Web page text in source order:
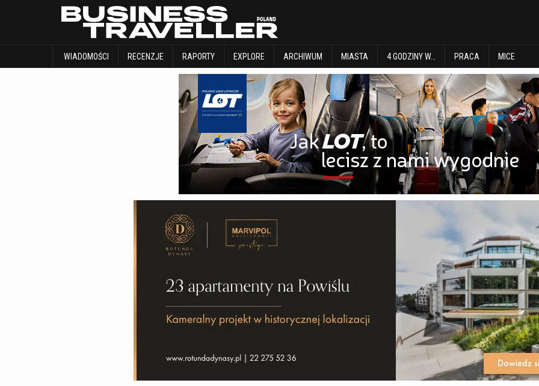
WIADOMOŚCI RECENZJE RAPORTY EXPLORE ARCHIWUM MIASTA 4 GODZINY W… PRACA MICE
WIADOMOŚCI RECENZJE